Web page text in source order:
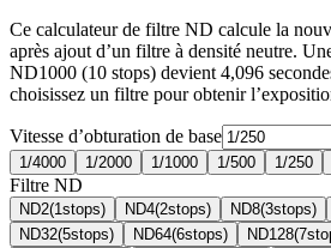
Ce calculateur de filtre ND calcule la
après ajout d’un filtre à densité neutre.
ND1000 (10 stops) devient 4,096
choisissez un filtre pour obtenir
Vitesse d’obturation de base
1/4000 1/2000 1/1000 1/500 1/250
Filtre ND
ND2(1 stops) ND4(2stops) ND8(3stops)
ND32(5stops) ND64(6stops) ND128(7